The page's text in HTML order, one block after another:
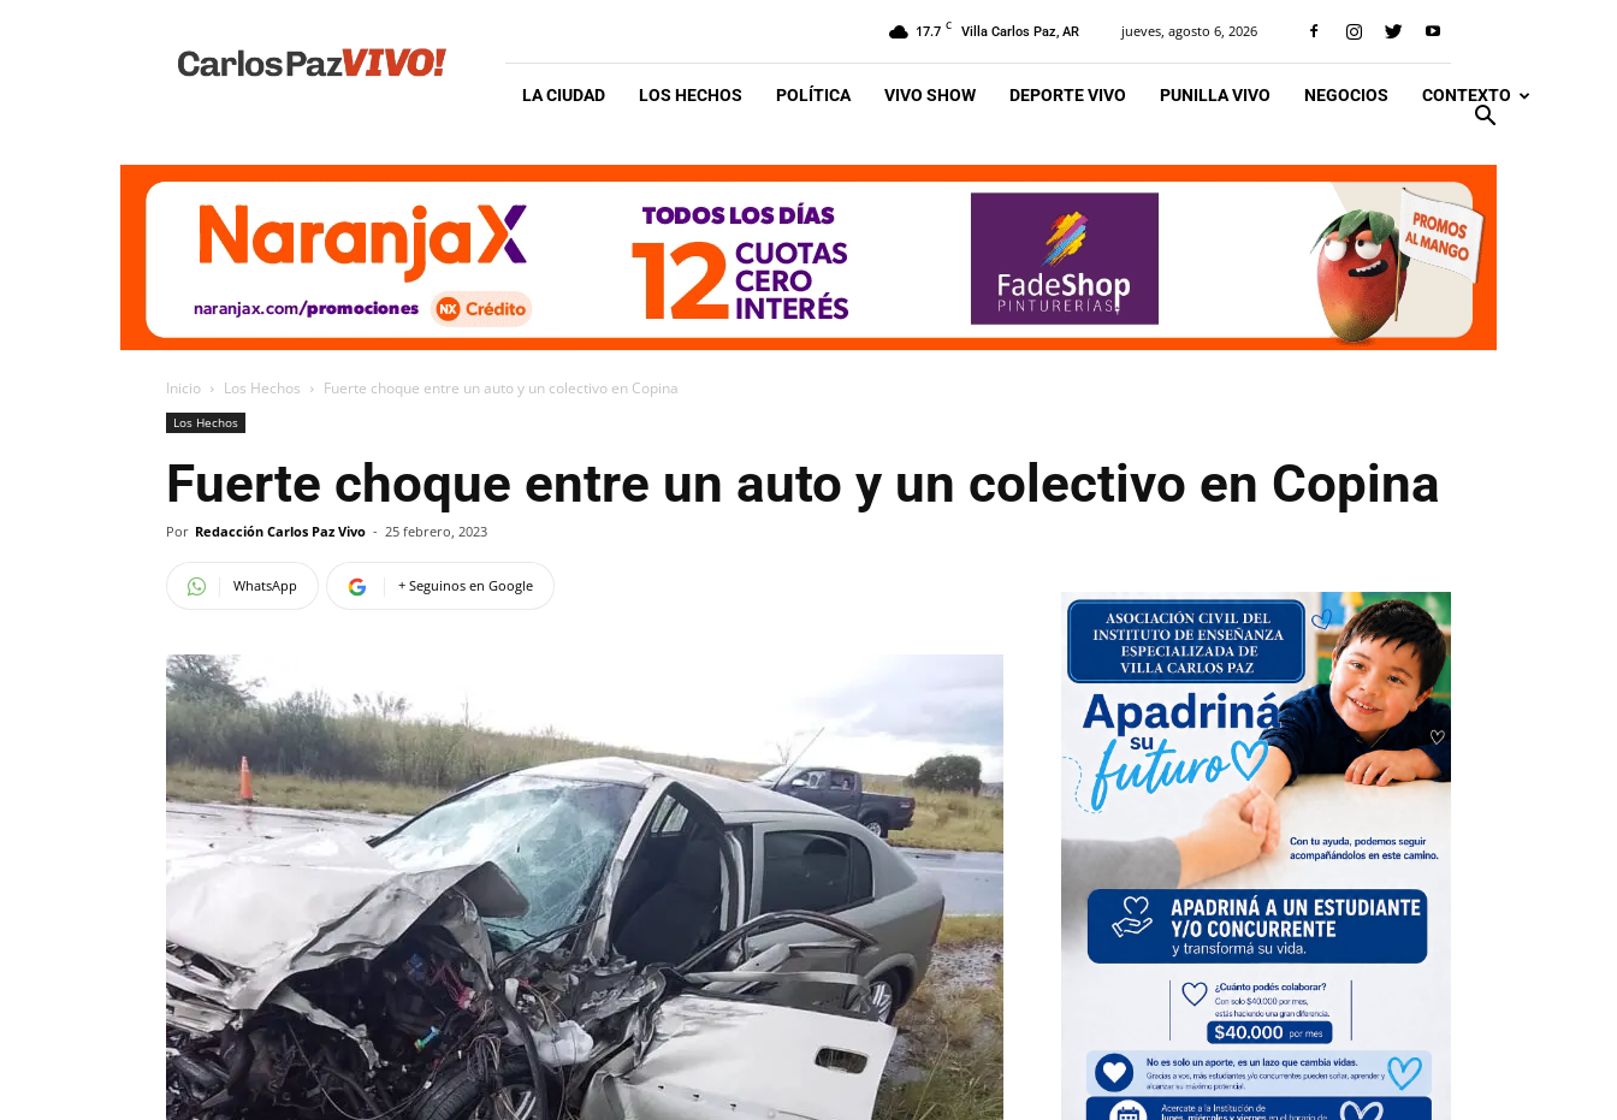
Vivo
17.7 C Villa Carlos Paz, AR jueves, agosto 6, 2026
LA CIUDAD LOS HECHOS POLÍTICA VIVO SHOW DEPORTE VIVO PUNILLA VIVO NEGOCIOS CONTEXTO
Inicio Los Hechos Fuerte choque entre un auto y un colectivo en Copina
Los Hechos
Fuerte choque entre un auto y un colectivo en Copina
Por Redacción Carlos Paz Vivo - 25 febrero, 2023
WhatsApp + Seguinos en Google